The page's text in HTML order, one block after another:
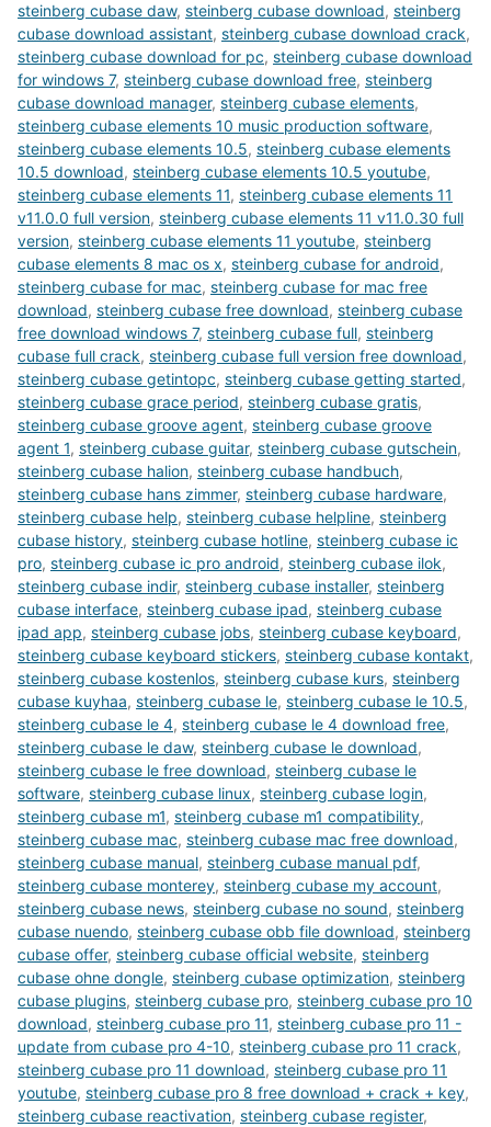
steinberg cubase daw, steinberg cubase download, steinberg
cubase download assistant, steinberg cubase download crack,
steinberg cubase download for pc, steinberg cubase download
for windows 7, steinberg cubase download free, steinberg
cubase download manager, steinberg cubase elements,
steinberg cubase elements 10 music production software,
steinberg cubase elements 10.5, steinberg cubase elements
10.5 download, steinberg cubase elements 10.5 youtube,
steinberg cubase elements 11, steinberg cubase elements 11
v11.0.0 full version, steinberg cubase elements 11 v11.0.30 full
version, steinberg cubase elements 11 youtube, steinberg
cubase elements 8 mac os x, steinberg cubase for android,
steinberg cubase for mac, steinberg cubase for mac free
download, steinberg cubase free download, steinberg cubase
free download windows 7, steinberg cubase full, steinberg
cubase full crack, steinberg cubase full version free download,
steinberg cubase getintopc, steinberg cubase getting started,
steinberg cubase grace period, steinberg cubase gratis,
steinberg cubase groove agent, steinberg cubase groove
agent 1, steinberg cubase guitar, steinberg cubase gutschein,
steinberg cubase halion, steinberg cubase handbuch,
steinberg cubase hans zimmer, steinberg cubase hardware,
steinberg cubase help, steinberg cubase helpline, steinberg
cubase history, steinberg cubase hotline, steinberg cubase ic
pro, steinberg cubase ic pro android, steinberg cubase ilok,
steinberg cubase indir, steinberg cubase installer, steinberg
cubase interface, steinberg cubase ipad, steinberg cubase
ipad app, steinberg cubase jobs, steinberg cubase keyboard,
steinberg cubase keyboard stickers, steinberg cubase kontakt,
steinberg cubase kostenlos, steinberg cubase kurs, steinberg
cubase kuyhaa, steinberg cubase le, steinberg cubase le 10.5,
steinberg cubase le 4, steinberg cubase le 4 download free,
steinberg cubase le daw, steinberg cubase le download,
steinberg cubase le free download, steinberg cubase le
software, steinberg cubase linux, steinberg cubase login,
steinberg cubase m1, steinberg cubase m1 compatibility,
steinberg cubase mac, steinberg cubase mac free download,
steinberg cubase manual, steinberg cubase manual pdf,
steinberg cubase monterey, steinberg cubase my account,
steinberg cubase news, steinberg cubase no sound, steinberg
cubase nuendo, steinberg cubase obb file download, steinberg
cubase offer, steinberg cubase official website, steinberg
cubase ohne dongle, steinberg cubase optimization, steinberg
cubase plugins, steinberg cubase pro, steinberg cubase pro 10
download, steinberg cubase pro 11, steinberg cubase pro 11 -
update from cubase pro 4-10, steinberg cubase pro 11 crack,
steinberg cubase pro 11 download, steinberg cubase pro 11
youtube, steinberg cubase pro 8 free download + crack + key,
steinberg cubase reactivation, steinberg cubase register,